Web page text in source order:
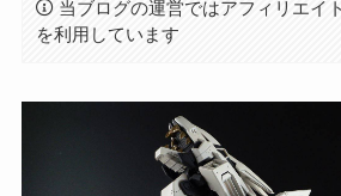
当ブログの運営ではアフィリエイ
を利用しています